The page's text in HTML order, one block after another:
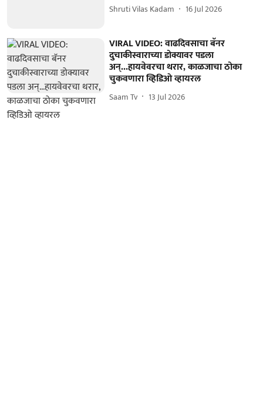
Shruti Vilas Kadam 16 Jul 2026
VIRAL VIDEO: वाढदिवसाचा बॅनर
दुचाकीस्वाराच्या डोक्यावर पडला
अन्...हायवेवरचा थरार, काळजाचा ठोका
चुकवणारा व्हिडिओ व्हायरल
Saam Tv 13 Jul 2026